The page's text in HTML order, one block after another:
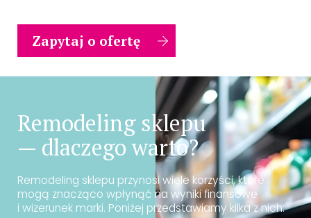
Zapytaj o ofertę
Remodeling sklepu
— dlaczego warto?
Remodeling sklepu przynosi wiele korzyści, które
mogą znacząco wpłynąć na wyniki finansowe
i wizerunek marki. Poniżej przedstawiamy kilka z nich: